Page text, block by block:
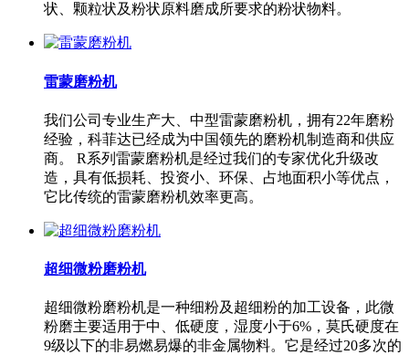
状、颗粒状及粉状原料磨成所要求的粉状物料。
雷蒙磨粉机
我们公司专业生产大、中型雷蒙磨粉机，拥有22年磨粉
经验，科菲达已经成为中国领先的磨粉机制造商和供应
商。 R系列雷蒙磨粉机是经过我们的专家优化升级改
造，具有低损耗、投资小、环保、占地面积小等优点，
它比传统的雷蒙磨粉机效率更高。
超细微粉磨粉机
超细微粉磨粉机是一种细粉及超细粉的加工设备，此微
粉磨主要适用于中、低硬度，湿度小于6%，莫氏硬度在
9级以下的非易燃易爆的非金属物料。它是经过20多次的